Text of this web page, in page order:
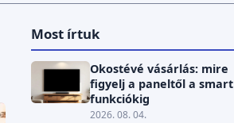
Most írtuk
Okostévé vásárlás: mire
figyelj a paneltől a smart
funkciókig
2026. 08. 04.